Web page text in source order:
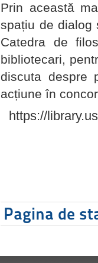
Prin această
spațiu de dialog
Catedra de
bibliotecari,
discuta despre
acțiune în
https://
Pagina de